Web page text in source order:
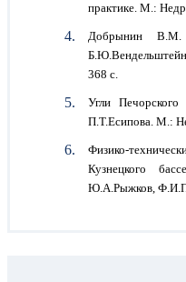
практике. М.:
Добрынин В.М.
368 с.
Угли
П.Т.Есипова. М.:
Физико-
Кузнецкого
Ю.А.Рыжков,